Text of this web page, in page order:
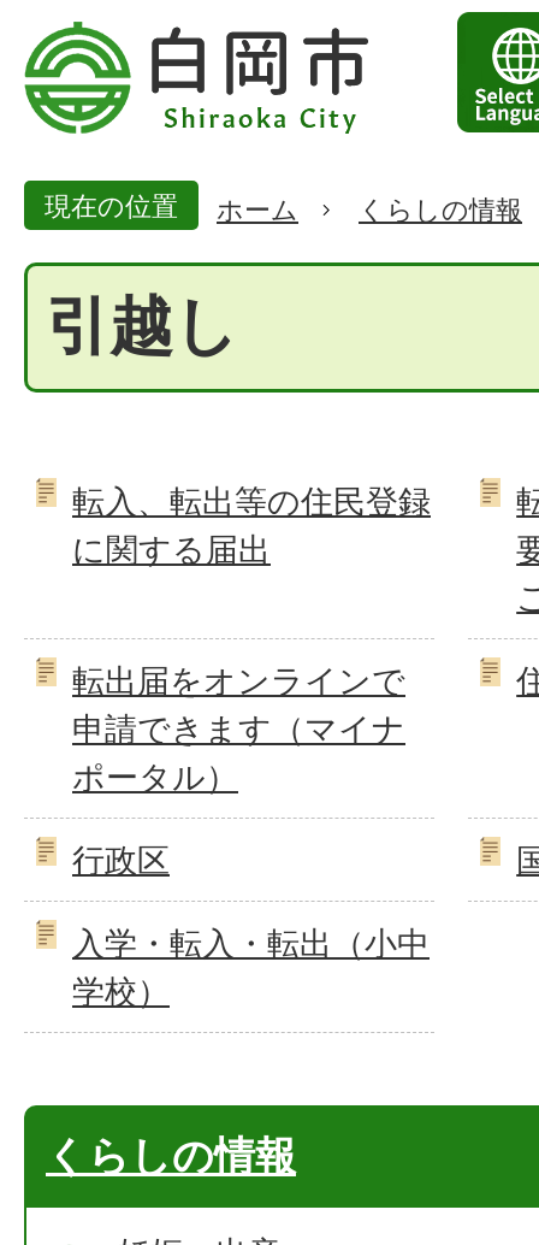
現在の位置 ホーム くらしの情報
引越し
転入、転出等の住民登録
に関する届出
転出届をオンラインで
申請できます（マイナ
ポータル）
行政区
入学・転入・転出（小中
学校）
くらしの情報